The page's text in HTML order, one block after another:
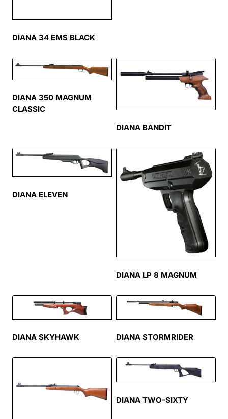
DIANA 34 EMS BLACK
DIANA 350 MAGNUM
CLASSIC
DIANA BANDIT
DIANA ELEVEN
DIANA LP 8 MAGNUM
DIANA SKYHAWK DIANA STORMRIDER
DIANA TWO-SIXTY